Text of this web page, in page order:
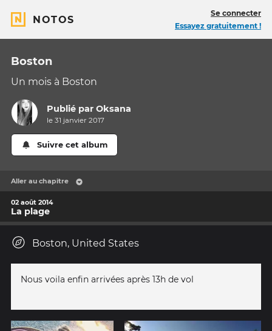
NOTOS
Se connecter
Essayez gratuitement !
Boston
Un mois à Boston
Publié parOksana
le 31 janvier 2017
Suivre cet album
Aller au chapitre
02 août 2014
La plage
Boston, United States
Nous voila enfin arrivées après 13h de vol